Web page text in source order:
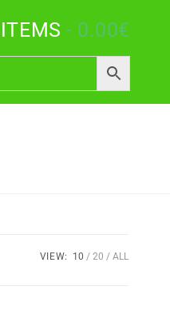
0.00€
VIEW: 10 20 ALL